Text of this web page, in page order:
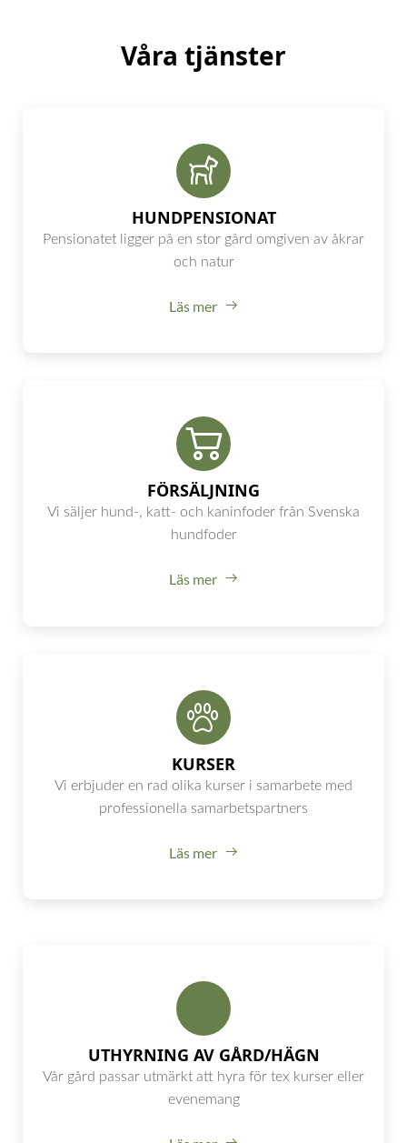
Våra tjänster
HUNDPENSIONAT
Pensionatet ligger på en stor gård omgiven av åkrar
och natur
Läs mer
FÖRSÄLJNING
Vi säljer hund-, katt- och kaninfoder från Svenska
hundfoder
Läs mer
KURSER
Vi erbjuder en rad olika kurser i samarbete med
professionella samarbetspartners
Läs mer
UTHYRNING AV GÅRD/HÄGN
Vår gård passar utmärkt att hyra för tex kurser eller
evenemang